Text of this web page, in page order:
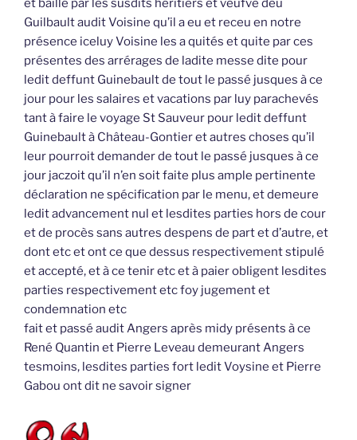
et baillé par les susdits héritiers et veufve deu
Guilbault audit Voisine qu’il a eu et receu en notre
présence iceluy Voisine les a quités et quite par ces
présentes des arrérages de ladite messe dite pour
ledit deffunt Guinebault de tout le passé jusques à ce
jour pour les salaires et vacations par luy parachevés
tant à faire le voyage St Sauveur pour ledit deffunt
Guinebault à Château-Gontier et autres choses qu’il
leur pourroit demander de tout le passé jusques à ce
jour jaczoit qu’il n’en soit faite plus ample pertinente
déclaration ne spécification par le menu, et demeure
ledit advancement nul et lesdites parties hors de cour
et de procès sans autres despens de part et d’autre, et
dont etc et ont ce que dessus respectivement stipulé
et accepté, et à ce tenir etc et à paier obligent lesdites
parties respectivement etc foy jugement et
condemnation etc
fait et passé audit Angers après midy présents à ce
René Quantin et Pierre Leveau demeurant Angers
tesmoins, lesdites parties fort ledit Voysine et Pierre
Gabou ont dit ne savoir signer